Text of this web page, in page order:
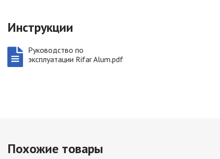
Инструкции
Руководство по
эксплуатации Rifar Alum.pdf
Похожие товары